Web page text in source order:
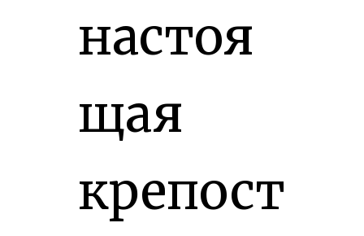
настоя
щая
крепост